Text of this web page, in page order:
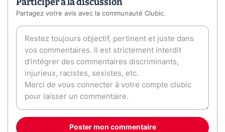
Partagez votre avis avec la communauté Clubic.
Poster mon commentaire